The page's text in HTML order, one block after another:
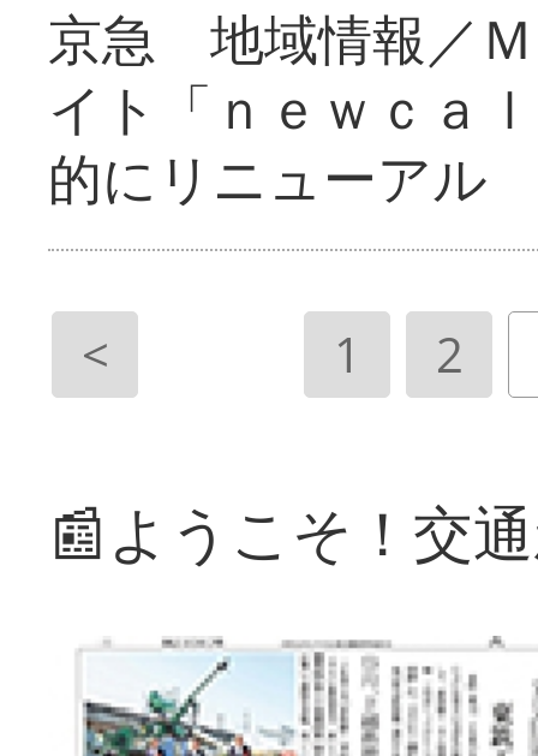
京急 地域情報／
イト「ｎｅｗｃａ
的にリニューアル
< 1 2
📰ようこそ！交